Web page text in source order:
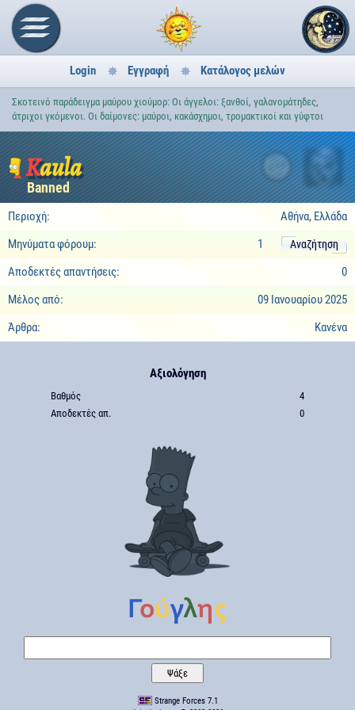
Login Εγγραφή Κατάλογος μελών
Σκοτεινό παράδειγμα μαύρου χιούμορ: Οι άγγελοι: ξανθοί, γαλανομάτηδες,
άτριχοι γκόμενοι. Οι δαίμονες: μαύροι, κακάσχημοι, τρομακτικοί και γύφτοι
Kaula
Banned
4
Περιοχή:
Αθήνα, Ελλάδα
Μηνύματα φόρουμ:
1 Αναζήτηση
Αποδεκτές απαντήσεις:
0
Μέλος από:
09 Ιανουαρίου 2025
Άρθρα:
Κανένα
Αξιολόγηση
Βαθμός
4
Αποδεκτές απ.
0
Strange Forces 7.1